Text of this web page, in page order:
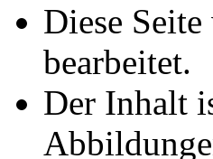
Diese
bearbeitet.
Der Inhalt